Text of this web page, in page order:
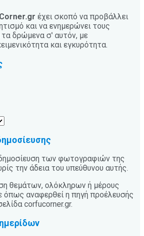
έχει σκοπό να προβάλλει
και να ενημερώνει τους
δρώμενα σ' αυτόν, με
και εγκυρότητα.
των φωτογραφιών της
την άδεια του υπεύθυνου αυτής.
θεμάτων, ολόκληρων ή μέρους
αναφερθεί η πηγή προέλευσής
corfucorner.gr.